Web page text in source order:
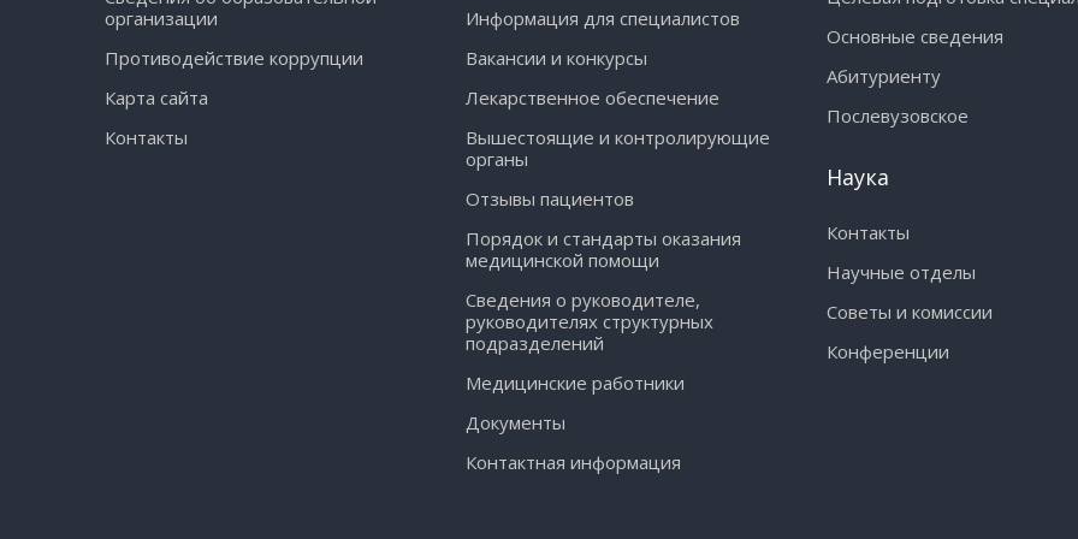
организации
Противодействие коррупции
Карта сайта
Контакты
Информация для специалистов
Вакансии и конкурсы
Лекарственное обеспечение
Вышестоящие и контролирующие
органы
Отзывы пациентов
Порядок и стандарты оказания
медицинской помощи
Сведения о руководителе,
руководителях структурных
подразделений
Медицинские работники
Документы
Контактная информация
Основные сведения
Абитуриенту
Послевузовское
Наука
Контакты
Научные отделы
Советы и комиссии
Конференции